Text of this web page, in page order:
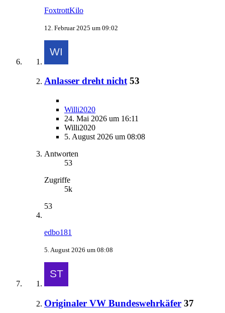
FoxtrottKilo
12. Februar 2025 um 09:02
Anlasser dreht nicht 53
Willi2020
24. Mai 2026 um 16:11
Willi2020
5. August 2026 um 08:08
Antworten
53
Zugriffe
5k
53
edbo181
5. August 2026 um 08:08
Originaler VW Bundeswehrkäfer 37